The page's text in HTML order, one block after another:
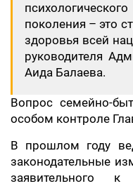
поколения – это
здоровья всей
руководителя
Аида Балаева.
Вопрос семейно-
особом контроле
В прошлом году
законодательные
заявительного к